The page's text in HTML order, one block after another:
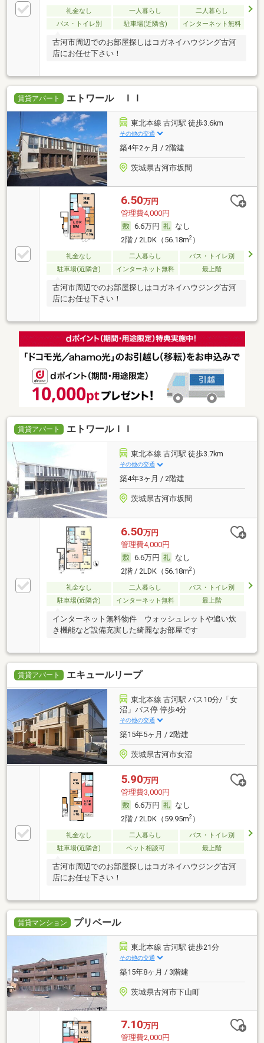
礼金なし 一人暮らし
二人暮らし
バス・トイレ別
駐車場(近隣含) インターネット無料
古河市周辺でのお部屋探しはコガネイハウジング古河
店にお任せ下さい！
賃貸アパート エトワール ＩＩ
東北本線 古河駅 徒歩3.6km
その他の交通
築4年2ヶ月 / 2階建
茨城県古河市坂間
6.50万円
管理費4,000円
6.6万円
なし
2階 / 2LDK（56.18m2）
礼金なし 二人暮らし
バス・トイレ別
駐車場(近隣含)
インターネット無料 最上階
古河市周辺でのお部屋探しはコガネイハウジング古河
店にお任せ下さい！
賃貸アパート エトワールＩＩ
東北本線 古河駅 徒歩3.7km
その他の交通
築4年3ヶ月 / 2階建
茨城県古河市坂間
6.50万円
管理費4,000円
6.6万円
なし
2階 / 2LDK（56.18m2）
礼金なし 二人暮らし
バス・トイレ別
駐車場(近隣含)
インターネット無料 最上階
インターネット無料物件 ウォッシュレットや追い炊
き機能など設備充実した綺麗なお部屋です
賃貸アパート エキュールリープ
東北本線 古河駅 バス10分/「女
沼」バス停 停歩4分
その他の交通
築15年5ヶ月 / 2階建
茨城県古河市女沼
5.90万円
管理費3,000円
6.6万円
なし
2階 / 2LDK（59.95m2）
礼金なし 二人暮らし
バス・トイレ別
駐車場(近隣含)
ペット相談可 最上階
古河市周辺でのお部屋探しはコガネイハウジング古河
店にお任せ下さい！
賃貸マンション プリベール
東北本線 古河駅 徒歩21分
その他の交通
築15年8ヶ月 / 3階建
茨城県古河市下山町
7.10万円
管理費2,000円